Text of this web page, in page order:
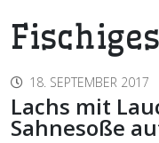
Fischiges
18. SEPTEMBER 2017
Lachs mit
Sahnesoße